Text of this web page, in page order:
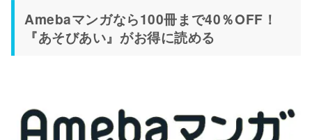
Amebaマンガなら100冊まで40％OFF！
『あそびあい』がお得に読める